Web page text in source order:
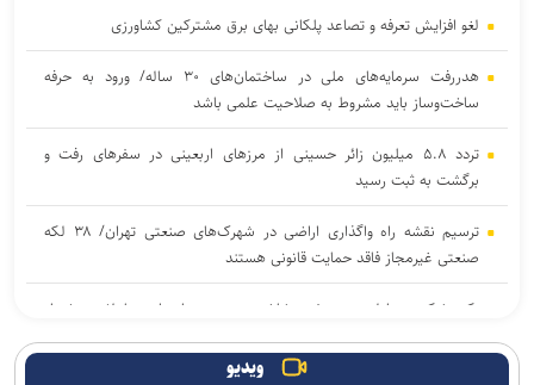
لغو افزایش تعرفه و تصاعد پلکانی بهای برق مشترکین کشاورزی
هدررفت سرمایه‌های ملی در ساختمان‌های ۳۰ ساله/ ورود به حرفه
ساخت‌وساز باید مشروط به صلاحیت علمی باشد
تردد ۵.۸ میلیون زائر حسینی از مرز‌های اربعینی در سفر‌های رفت و
برگشت به ثبت رسید
ترسیم نقشه راه واگذاری اراضی در شهرک‌های صنعتی تهران/ ۳۸ لکه
صنعتی غیرمجاز فاقد حمایت قانونی هستند
رکوردشکنی در اولین روز هفته؛ شاخص بورس در ابتدای معاملات بیش از
ویدیو